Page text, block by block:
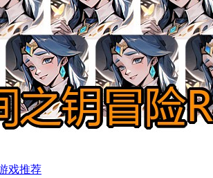
戏推荐